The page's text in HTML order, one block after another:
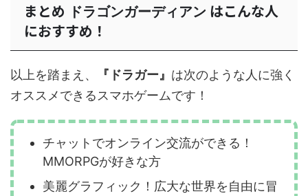
まとめ ドラゴンガーディアン はこんな人
におすすめ！
以上を踏まえ、 『ドラガー』 は次のような人に強く
オススメできるスマホゲームです！
チャットでオンライン交流ができる！
MMORPGが好きな方
美麗グラフィック！広大な世界を自由に冒